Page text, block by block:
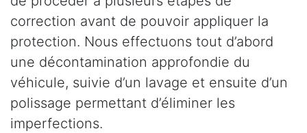
correction avant de pouvoir appliquer la
protection. Nous effectuons tout d’abord
une décontamination approfondie du
véhicule, suivie d’un lavage et ensuite d’un
polissage permettant d’éliminer les
imperfections.